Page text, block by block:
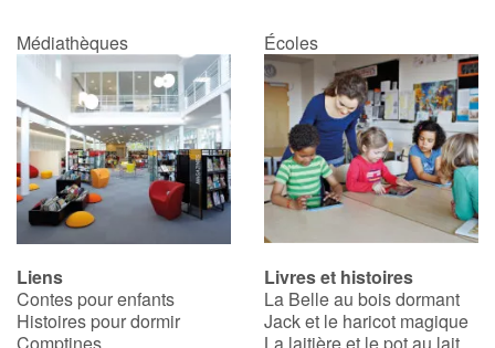
Médiathèques Écoles
Liens
Contes pour enfants
Histoires pour dormir
Livres et histoires
La Belle au bois dormant
Jack et le haricot magique